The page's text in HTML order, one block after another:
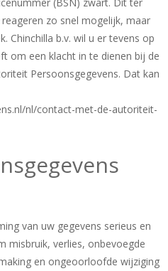
zo snel mogelijk, maar
Chinchilla b.v. wil u er tevens op
om een klacht in te dienen bij de
Persoonsgegevens. Dat kan
nl/contact-met-de-autoriteit-
van uw gegevens serieus en
misbruik, verlies, onbevoegde
en ongeoorloofde wijziging